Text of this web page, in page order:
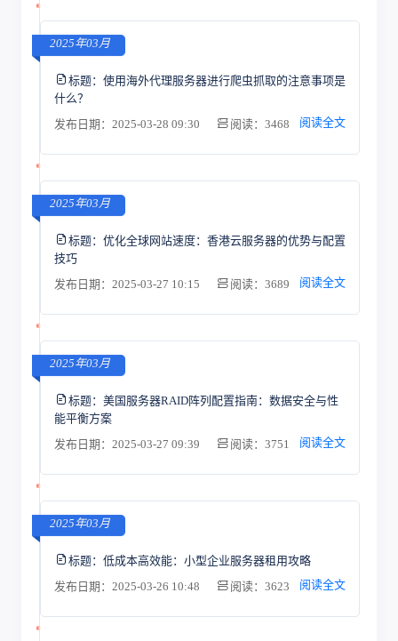
2025年03月
标题： 使用海外代理服务器进行爬虫抓取的注意事项是
什么？
发布日期：2025-03-28 09:30
阅读：3468 阅读全文
2025年03月
标题： 优化全球网站速度：香港云服务器的优势与配置
技巧
发布日期：2025-03-27 10:15
阅读：3689 阅读全文
2025年03月
标题： 美国服务器RAID阵列配置指南：数据安全与性
能平衡方案
发布日期：2025-03-27 09:39
阅读：3751 阅读全文
2025年03月
标题： 低成本高效能：小型企业服务器租用攻略
发布日期：2025-03-26 10:48
阅读：3623 阅读全文